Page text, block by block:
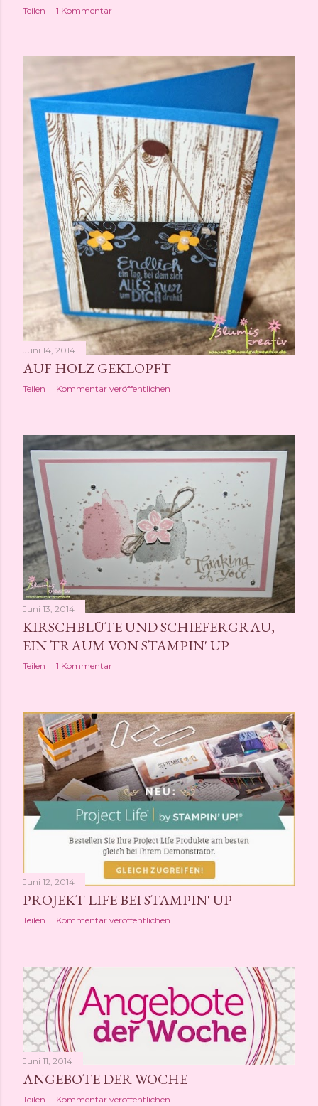
Teilen 1 Kommentar
Juni 14, 2014
AUF HOLZ GEKLOPFT
Teilen Kommentar veröffentlichen
Juni 13, 2014
KIRSCHBLÜTE UND SCHIEFERGRAU,
EIN TRAUM VON STAMPIN' UP
Teilen 1 Kommentar
Juni 12, 2014
PROJEKT LIFE BEI STAMPIN' UP
Teilen Kommentar veröffentlichen
Juni 11, 2014
ANGEBOTE DER WOCHE
Teilen Kommentar veröffentlichen